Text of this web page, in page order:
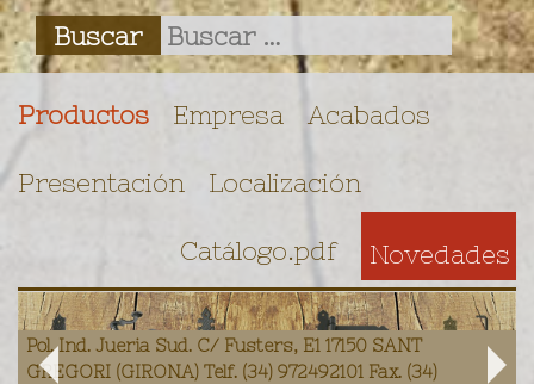
Productos Empresa Acabados
Presentación Localización
Novedades
Catálogo.pdf
Pol. Ind. Jueria Sud. C/ Fusters, E1 17150 SANT
GREGORI (GIRONA) Telf. (34) 972492101 Fax. (34)